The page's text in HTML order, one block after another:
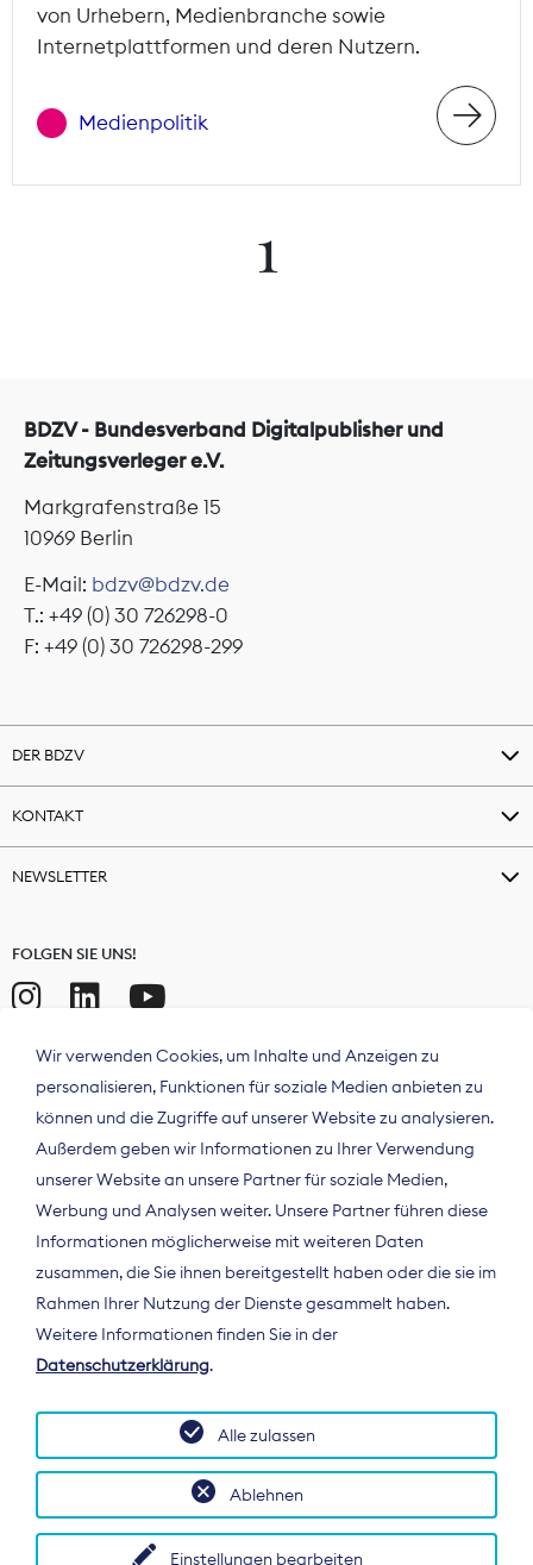
von Urhebern, Medienbranche sowie
Internetplattformen und deren Nutzern.
Medienpolitik
1
BDZV - Bundesverband Digitalpublisher und
Zeitungsverleger e.V.
Markgrafenstraße 15
10969 Berlin
E-Mail: bdzv@bdzv.de
T.: +49 (0) 30 726298-0
F: +49 (0) 30 726298-299
DER BDZV
KONTAKT
NEWSLETTER
FOLGEN SIE UNS!
Der Bundesverband Digitalpublisher und
Zeitungsverleger (BDZV) vertritt als
Spitzenorganisation die Interessen der
Deutschland und auf EU-Ebene.
Wir verwenden Cookies, um Inhalte und Anzeigen zu
personalisieren, Funktionen für soziale Medien anbieten zu
können und die Zugriffe auf unserer Website zu analysieren.
Außerdem geben wir Informationen zu Ihrer Verwendung
unserer Website an unsere Partner für soziale Medien,
Werbung und Analysen weiter. Unsere Partner führen diese
Informationen möglicherweise mit weiteren Daten
zusammen, die Sie ihnen bereitgestellt haben oder die sie im
Rahmen Ihrer Nutzung der Dienste gesammelt haben.
Weitere Informationen finden Sie in der
Datenschutzerklärung.
Einstellungen bearbeiten
Ablehnen
Alle zulassen